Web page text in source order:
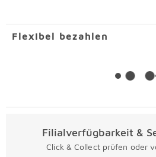
Flexibel bezahlen
Filialverfügbarkeit &
Click & Collect prüfen oder